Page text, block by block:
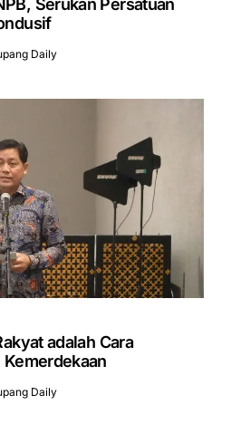
Serukan Persatuan
Daily
adalah Cara
Daily